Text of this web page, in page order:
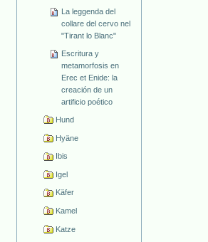
La leggenda del
collare del cervo nel
"Tirant lo Blanc"
Escritura y
metamorfosis en
Erec et Enide: la
creación de un
artificio poético
Hund
Hyäne
Ibis
Igel
Käfer
Kamel
Katze